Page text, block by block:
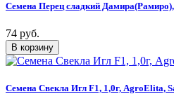
Семена Перец сладкий
74 руб.
Семена Свекла Игл F1, 1,0г, AgroElita,